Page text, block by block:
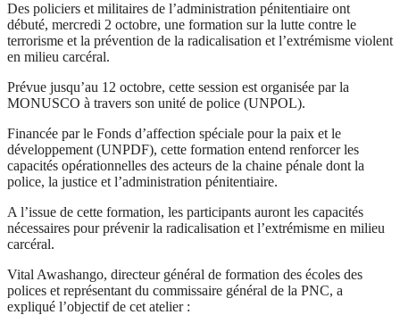
Des policiers et militaires de l’administration pénitentiaire ont
débuté, mercredi 2 octobre, une formation sur la lutte contre le
terrorisme et la prévention de la radicalisation et l’extrémisme violent
en milieu carcéral.
Prévue jusqu’au 12 octobre, cette session est organisée par la
MONUSCO à travers son unité de police (UNPOL).
Financée par le Fonds d’affection spéciale pour la paix et le
développement (UNPDF), cette formation entend renforcer les
capacités opérationnelles des acteurs de la chaine pénale dont la
police, la justice et l’administration pénitentiaire.
A l’issue de cette formation, les participants auront les capacités
nécessaires pour prévenir la radicalisation et l’extrémisme en milieu
carcéral.
Vital Awashango, directeur général de formation des écoles des
polices et représentant du commissaire général de la PNC, a
expliqué l’objectif de cet atelier :